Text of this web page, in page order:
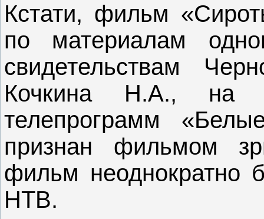
Кстати, фильм
по материалам
свидетельствам
Кочкина Н.А., на
телепрограмм
признан фильмом
фильм
НТВ.